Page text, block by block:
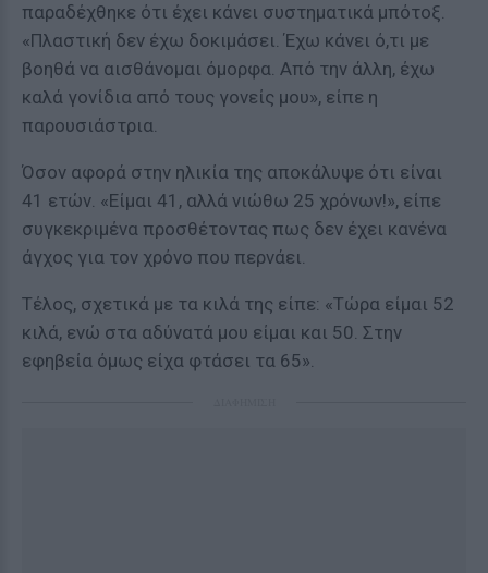
παραδέχθηκε ότι έχει κάνει συστηματικά μπότοξ.
«Πλαστική δεν έχω δοκιμάσει. Έχω κάνει ό,τι με
βοηθά να αισθάνομαι όμορφα. Από την άλλη, έχω
καλά γονίδια από τους γονείς μου», είπε η
παρουσιάστρια.
Όσον αφορά στην ηλικία της αποκάλυψε ότι είναι
41 ετών. «Είμαι 41, αλλά νιώθω 25 χρόνων!», είπε
συγκεκριμένα προσθέτοντας πως δεν έχει κανένα
άγχος για τον χρόνο που περνάει.
Τέλος, σχετικά με τα κιλά της είπε: «Τώρα είμαι 52
κιλά, ενώ στα αδύνατά μου είμαι και 50. Στην
εφηβεία όμως είχα φτάσει τα 65».